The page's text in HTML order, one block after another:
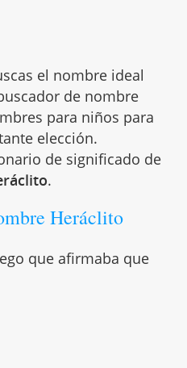
el nombre ideal
de nombre
para niños para
elección.
de significado de
.
Heráclito
que afirmaba que